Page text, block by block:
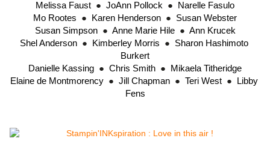
Melissa Faust ● JoAnn Pollock ● Narelle Fasulo
Mo Rootes ● Karen Henderson ● Susan Webster
Susan Simpson ● Anne Marie Hile ● Ann Krucek
Shel Anderson ● Kimberley Morris ● Sharon Hashimoto
Burkert
Danielle Kassing ● Chris Smith ● Mikaela Titheridge
Elaine de Montmorency ● Jill Chapman ● Teri West ● Libby
Fens